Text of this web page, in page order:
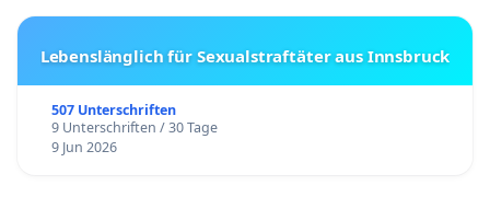
Lebenslänglich für Sexualstraftäter aus Innsbruck
507 Unterschriften
9 Unterschriften / 30 Tage
9 Jun 2026